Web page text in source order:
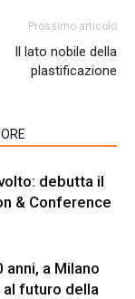
Prossimo articolo
Il lato nobile della
plastificazione
debutta il
& Conference
a Milano
futuro della